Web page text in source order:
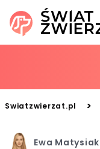
Swiatzwierzat.pl >
Ewa Matysiak